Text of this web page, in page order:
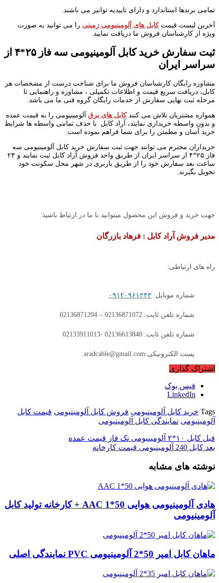
تمامی برندها استاندارد و دارای تاییدیه توانیر می باشند.
آخرین لیست قیمتکابل های آلومینیومی زمینی را می توانید به صورت
ویژه از کارشناسان فروش ما دریافت نمایید.
ثبت سفارش خرید کابل آلومینیومی سه فاز ۲۵*۴ از
سراسر ایران
مشاوره رایگان کارشناسان فروش ما برای شناخت درست از مشخصات هر
کابل، دریافت سریع قیمت و اطلاعات تکمیلی ، مشاوره و راهنمایی تا
مرحله ثبت نهایی سفارش از خدمات رایگان گروه فنی ما می باشد.
همواره مشتریان تلاش می کنندکابل های برق آلومینیومی را به قیمت عمده
و بدون واسطه خریداری نمایند، آراد کابل با حذف تمامی واسطه ها شرایط
خرید آسان و مطمئن را برای شما فراهم نموده است.
خریداران محترم می توانند جهت ثبت سفارش خرید کابل آلومینیومی سه
فاز ۲۵*۴ از سراسر ایران از طریق واحد فروش آراد کابل ثبت نمایند و ۲۴
ساعت بعد سفارش خود را از طریق باربری در شهر محل سکونت خود
تحویل بگیرند.
جهت خرید و فروش این محصول میتوانید با ما در ارتباط باشید:
مدیر فروش آراد کابل : فرهاد بازرگان
راه های ارتباطی:
شماره موبایل: ۰۹۱۲۰۹۶۱۲۴۳
شماره تلفن ثابت: 02136871072 – 02136871294
شماره تلفن ثابت: 02136613840 -02133911013
پست الکترونیکی:aradcable@gmail.com
اشتراک گذاری
فیس بوک
LinkedIn
Tags خرید کابل آلومینیومی فروش کابل آلومینیومی قیمت کابل
آلومینیومی نمایندگی کابل آلومینیومی
قبل کابل ۱۰*۲ آلومینیومی تک فاز قیمت عمده
بعد کابل 240 آلومینیومی قیمت کارخانه
نوشته های مشابه
هادی آلومینیومی هوایی 50*1 AAC + کارخانه تولید کابل
آلومینیومی
ماهان کابل امیر 50*2 آلومینیومی PVC نمایندگی اصلی